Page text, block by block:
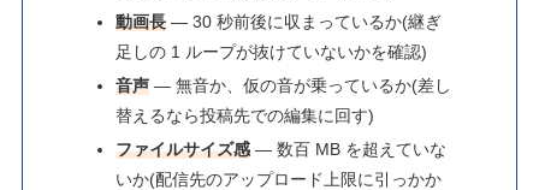
動画長 — 30 秒前後に収まっているか(継ぎ
足しの 1 ループが抜けていないかを確認)
音声 — 無音か、仮の音が乗っているか(差し
替えるなら投稿先での編集に回す)
ファイルサイズ感 — 数百 MB を超えていな
いか(配信先のアップロード上限に引っかか